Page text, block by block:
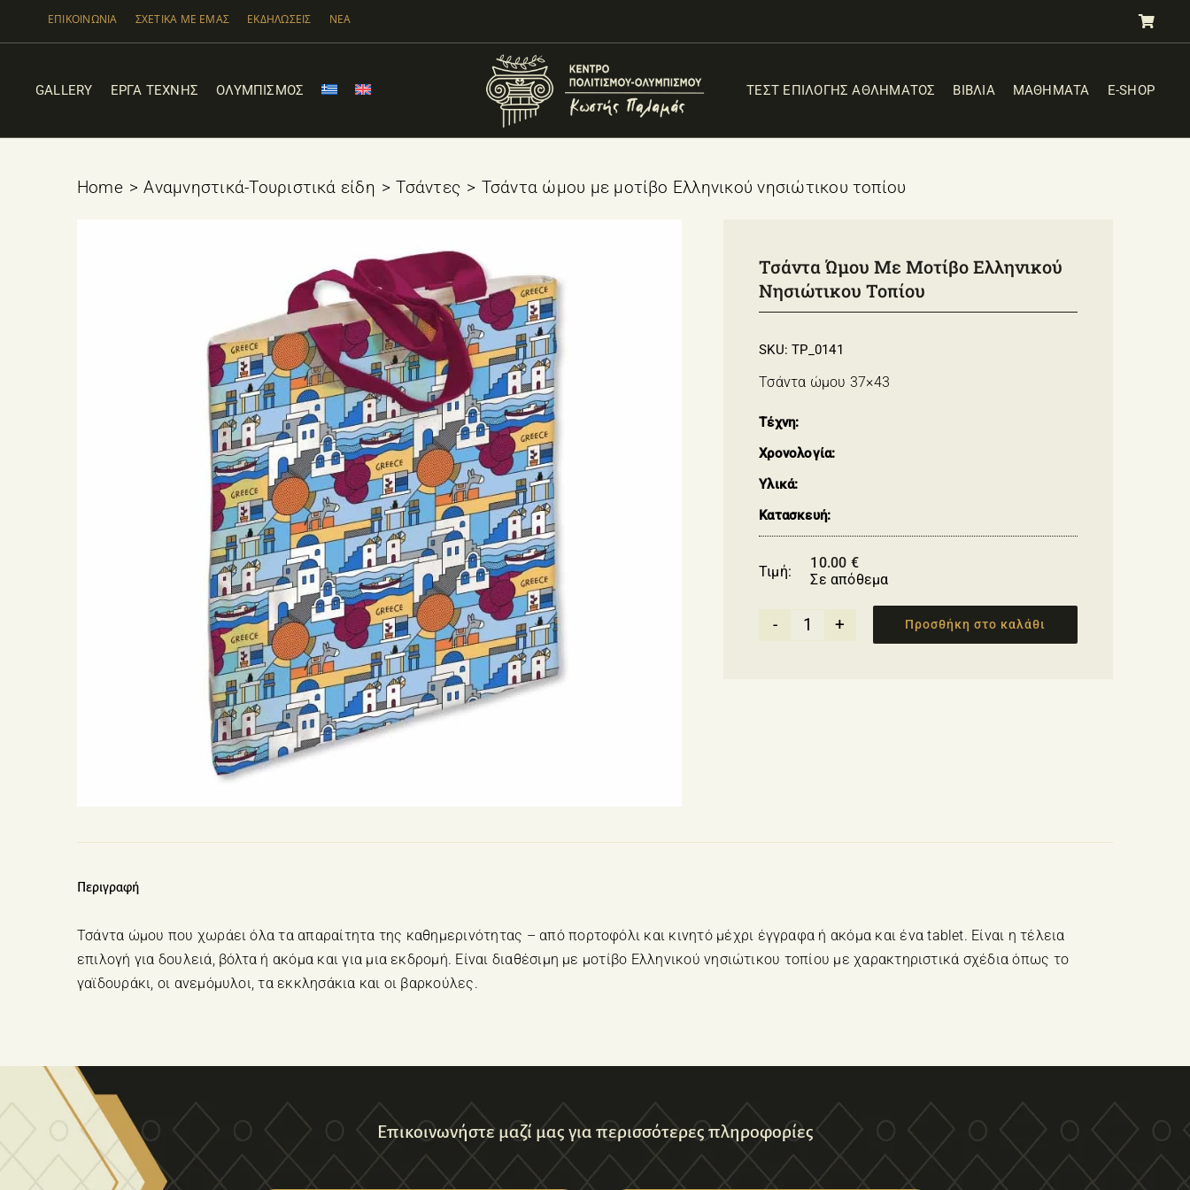
ΜετάβασηΕΠΙΚΟΙΝΩΝΙΑ ΣΧΕΤΙΚΑ ΜΕ ΕΜΑΣ ΕΚΔΗΛΩΣΕΙΣ ΝΕΑ
GALLERY ΕΡΓΑ ΤΕΧΝΗΣ ΟΛΥΜΠΙΣΜΟΣ ΤΕΣΤ ΕΠΙΛΟΓΗΣ ΑΘΛΗΜΑΤΟΣ ΒΙΒΛΙΑ ΜΑΘΗΜΑΤΑ E-SHOP
Home Αναμνηστικά-Τουριστικά είδη Τσάντες Τσάντα ώμου με μοτίβο Ελληνικού νησιώτικου τοπίου
Τσάντα Ώμου Με Μοτίβο Ελληνικού
Νησιώτικου Τοπίου
SKU:TP_0141
Τσάντα ώμου 37×43
Τέχνη:
Χρονολογία:
Υλικά:
Κατασκευή:
Τιμή: 10.00 €
Σε απόθεμα
Τσάντα
Προσθήκη στο καλάθι
Περιγραφή
Τσάντα ώμου που χωράει όλα τα απαραίτητα της καθημερινότητας – από πορτοφόλι και κινητό μέχρι έγγραφα ή ακόμα και ένα tablet. Είναι η τέλεια
επιλογή για δουλειά, βόλτα ή ακόμα και για μια εκδρομή. Είναι διαθέσιμη με μοτίβο Ελληνικού νησιώτικου τοπίου με χαρακτηριστικά σχέδια όπως το
γαϊδουράκι, οι ανεμόμυλοι, τα εκκλησάκια και οι βαρκούλες.
Επικοινωνήστε μαζί μας για περισσότερες πληροφορίες